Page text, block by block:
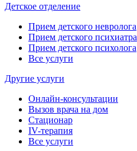
Детское отделение
Прием детского невролога
Прием детского психиатра
Прием детского психолога
Все услуги
Другие услуги
Онлайн-консультации
Вызов врача на дом
Стационар
IV-терапия
Все услуги